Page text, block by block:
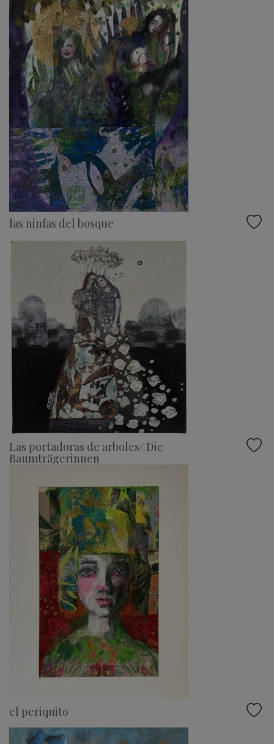
las ninfas del bosque
Las portadoras de arboles/ Die
Baumträgerinnen
el periquito